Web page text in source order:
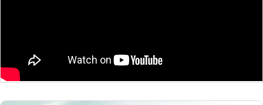
で、ご不安の場合は一度当社までご相